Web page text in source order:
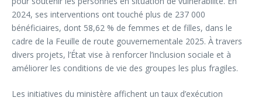
2024, ses interventions ont touché plus de 237 000
bénéficiaires, dont 58,62 % de femmes et de filles, dans le
cadre de la Feuille de route gouvernementale 2025. À travers
divers projets, l’État vise à renforcer l’inclusion sociale et à
améliorer les conditions de vie des groupes les plus fragiles.
Les initiatives du ministère affichent un taux d’exécution